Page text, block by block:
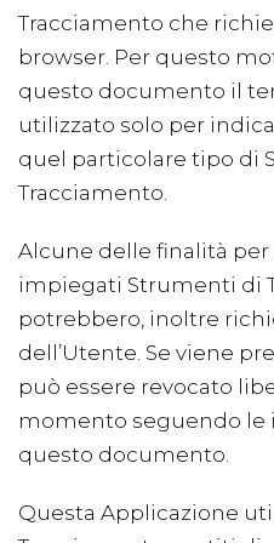
Tracciamento che
browser. Per questo
questo documento il
utilizzato solo per
quel particolare tipo di
Tracciamento.
Alcune delle finalità
impiegati Strumenti di
potrebbero, inoltre
dell’Utente. Se viene
può essere revocato
momento seguendo
questo documento.
Questa Applicazione